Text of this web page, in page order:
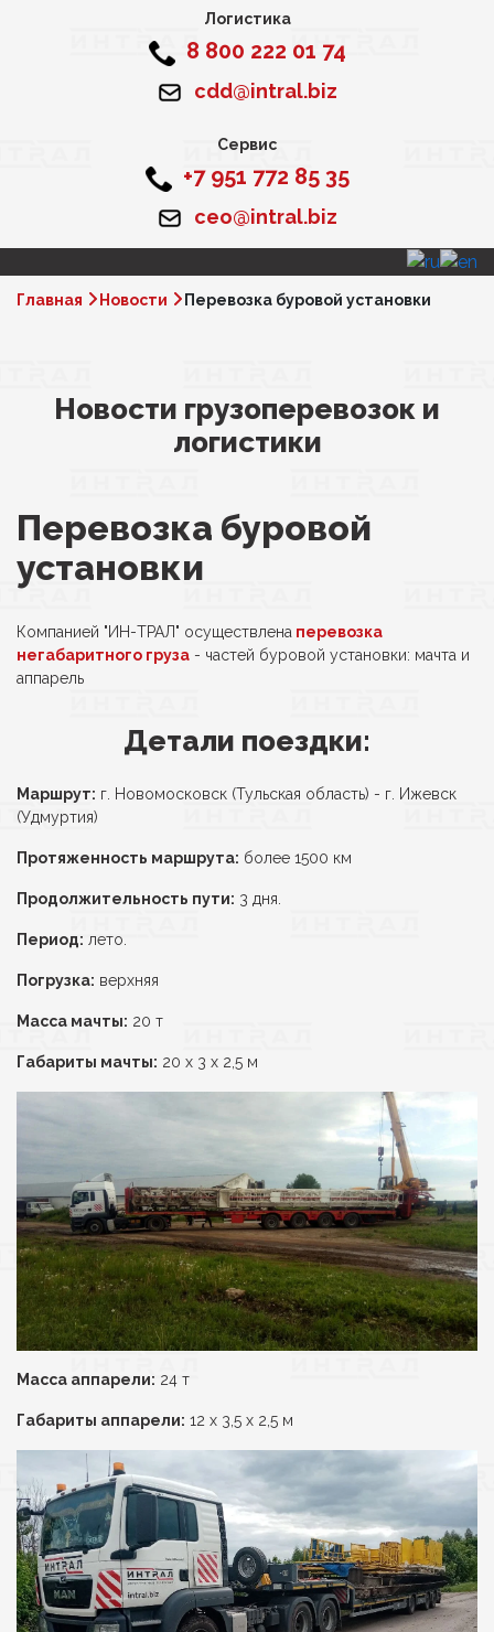
Логистика
8 800 222 01 74
cdd@intral.biz
Сервис
+7 951 772 85 35
ceo@intral.biz
Главная Новости Перевозка буровой установки
Новости грузоперевозок и
логистики
Перевозка буровой
установки
Компанией "ИН-ТРАЛ" осуществлена перевозка
негабаритного груза - частей буровой установки: мачта и
аппарель
Детали поездки:
Маршрут: г. Новомосковск (Тульская область) - г. Ижевск
(Удмуртия)
Протяженность маршрута: более 1500 км
Продолжительность пути: 3 дня.
Период: лето.
Погрузка: верхняя
Масса мачты: 20 т
Габариты мачты: 20 х 3 х 2,5 м
Масса аппарели: 24 т
Габариты аппарели: 12 х 3,5 х 2,5 м